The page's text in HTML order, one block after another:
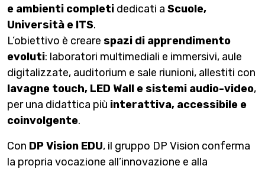
e ambienti completi dedicati a Scuole,
Università e ITS.
L’obiettivo è creare spazi di apprendimento
evoluti: laboratori multimediali e immersivi, aule
digitalizzate, auditorium e sale riunioni, allestiti con
lavagne touch, LED Wall e sistemi audio-video,
per una didattica più interattiva, accessibile e
coinvolgente.
Con DP Vision EDU, il gruppo DP Vision conferma
la propria vocazione all’innovazione e alla